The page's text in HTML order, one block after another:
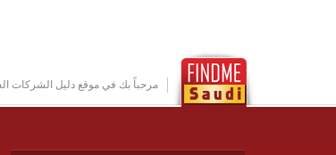
مرحباً بك في موقع دليل الشركات